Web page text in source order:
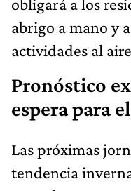
abrigo a mano y
actividades al
Pronóstico
espera para
Las próximas
tendencia